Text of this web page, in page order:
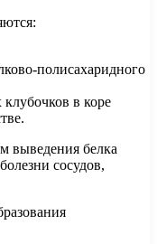
полисахаридного
в коре
выведения белка
сосудов,